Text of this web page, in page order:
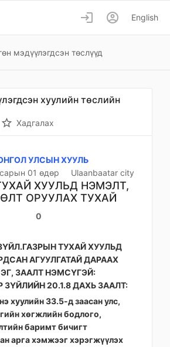
login account_circle English
мэдүүлэгдсэн төслүүд
хуулийн төслийн
star_border Хадгалах
УЛСЫН ХУУЛЬ
01 өдөр
Ulaanbaatar city
ХУУЛЬД НЭМЭЛТ,
ОРУУЛАХ ТУХАЙ
0
ТУХАЙ ХУУЛЬД
АГУУЛГАТАЙ ДАРААХ
ЗААЛТ НЭМСҮГЭЙ:
ЗҮЙЛИЙН 20.1.8 ДАХЬ ЗААЛТ:
хуулийн 33.5-д заасан улс,
хөгжлийн бодлого,
баримт бичигт
арга хэмжээг хэрэгжүүлэх